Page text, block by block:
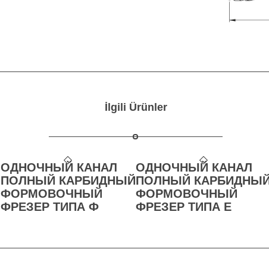
İlgili Ürünler
ОДНОЧНЫЙ КАНАЛ
ПОЛНЫЙ КАРБИДНЫЙ
ФОРМОВОЧНЫЙ
ФРЕЗЕР ТИПА Ф
ОДНОЧНЫЙ КАНАЛ
ПОЛНЫЙ
ФОРМОВОЧНЫЙ
ФРЕЗЕР ТИПА Е